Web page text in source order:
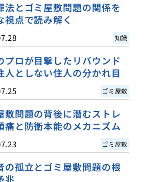
法とゴミ屋敷問題の関係を
視点で読み解く
知識
プロが目撃したリバウンド
人としない住人の分かれ目
ゴミ屋敷
敷問題の背後に潜むストレ
痛と防衛本能のメカニズム
ゴミ屋敷
の孤立とゴミ屋敷問題の根
兆